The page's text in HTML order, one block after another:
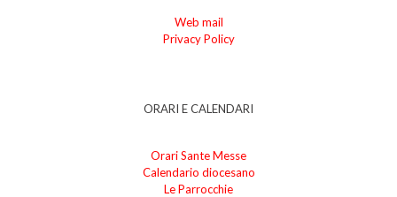
Web mail
Privacy Policy
ORARI E CALENDARI
Orari Sante Messe
Calendario diocesano
Le Parrocchie